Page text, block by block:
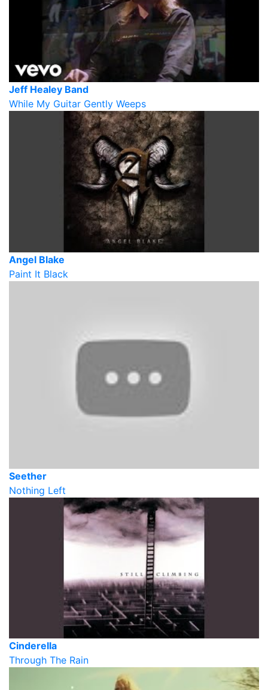
Jeff Healey Band
While My Guitar Gently Weeps
Angel Blake
Paint It Black
Seether
Nothing Left
Cinderella
Through The Rain